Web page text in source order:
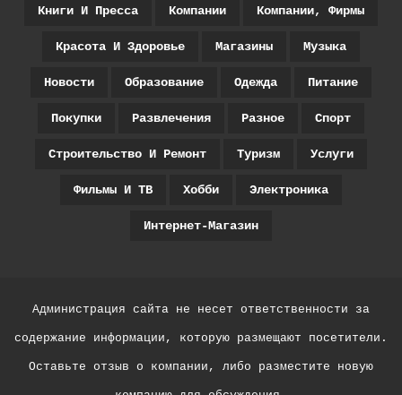
Книги И Пресса Компании Компании, Фирмы
Красота И Здоровье Магазины Музыка
Новости Образование Одежда Питание
Покупки Развлечения Разное Спорт
Строительство И Ремонт Туризм Услуги
Фильмы И ТВ Хобби Электроника
Интернет-Магазин
Администрация сайта не несет ответственности за
содержание информации, которую размещают посетители.
Оставьте отзыв о компании, либо разместите новую